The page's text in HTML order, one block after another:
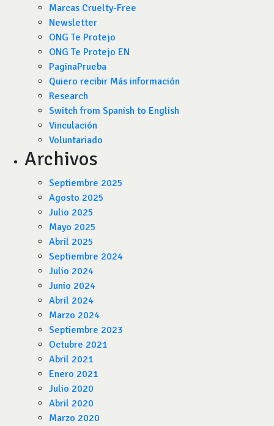
Marcas Cruelty-Free
Newsletter
ONG Te Protejo
ONG Te Protejo EN
PaginaPrueba
Quiero recibir Más información
Research
Switch from Spanish to English
Vinculación
Voluntariado
Archivos
Septiembre 2025
Agosto 2025
Julio 2025
Mayo 2025
Abril 2025
Septiembre 2024
Julio 2024
Junio 2024
Abril 2024
Marzo 2024
Septiembre 2023
Octubre 2021
Abril 2021
Enero 2021
Julio 2020
Abril 2020
Marzo 2020